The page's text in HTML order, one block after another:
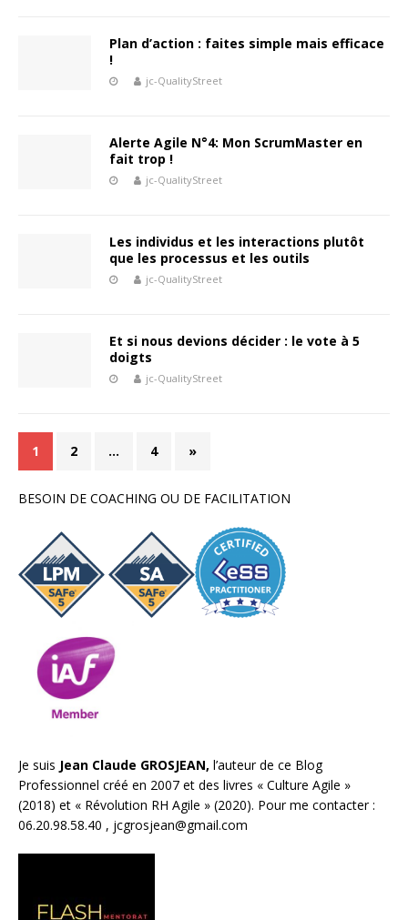
Plan d’action : faites simple mais efficace
!
jc-QualityStreet
Alerte Agile N°4: Mon ScrumMaster en
fait trop !
jc-QualityStreet
Les individus et les interactions plutôt
que les processus et les outils
jc-QualityStreet
Et si nous devions décider : le vote à 5
doigts
jc-QualityStreet
1 2 … 4 »
BESOIN DE COACHING OU DE FACILITATION
Je suis Jean Claude GROSJEAN, l’auteur de ce Blog
Professionnel créé en 2007 et des livres « Culture Agile »
(2018) et « Révolution RH Agile » (2020). Pour me contacter :
06.20.98.58.40 , jcgrosjean@gmail.com